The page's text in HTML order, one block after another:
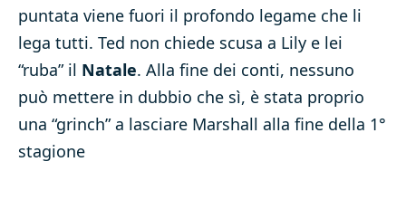
puntata viene fuori il profondo legame che li
lega tutti. Ted non chiede scusa a Lily e lei
“ruba” il Natale. Alla fine dei conti, nessuno
può mettere in dubbio che sì, è stata proprio
una “grinch” a lasciare Marshall alla fine della 1°
stagione